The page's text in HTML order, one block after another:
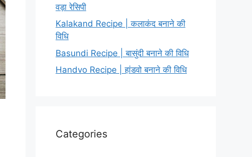
वड़ा रेसिपी
Kalakand Recipe | कलाकंद बनाने की
विधि
Basundi Recipe | बासुंदी बनाने की विधि
Handvo Recipe | हांडवो बनाने की विधि
Categories